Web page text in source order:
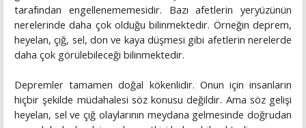
tarafından engellenememesidir. Bazı afetlerin yeryüzünün
nerelerinde daha çok olduğu bilinmektedir. Örneğin deprem,
heyelan, çığ, sel, don ve kaya düşmesi gibi afetlerin nerelerde
daha çok görülebileceği bilinmektedir.
Depremler tamamen doğal kökenlidir. Onun için insanların
hiçbir şekilde müdahalesi söz konusu değildir. Ama söz gelişi
heyelan, sel ve çığ olaylarının meydana gelmesinde doğrudan